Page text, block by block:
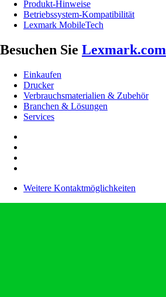
Produkt-Hinweise
Betriebssystem-Kompatibilität
Lexmark MobileTech
Besuchen Sie Lexmark.com
Einkaufen
Drucker
Verbrauchsmaterialien & Zubehör
Branchen & Lösungen
Services
Weitere Kontaktmöglichkeiten